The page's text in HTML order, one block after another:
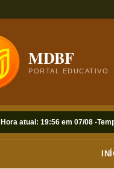
MDBF
PORTAL EDUCATIVO
Hora atual: 19:56 em 07/08 -